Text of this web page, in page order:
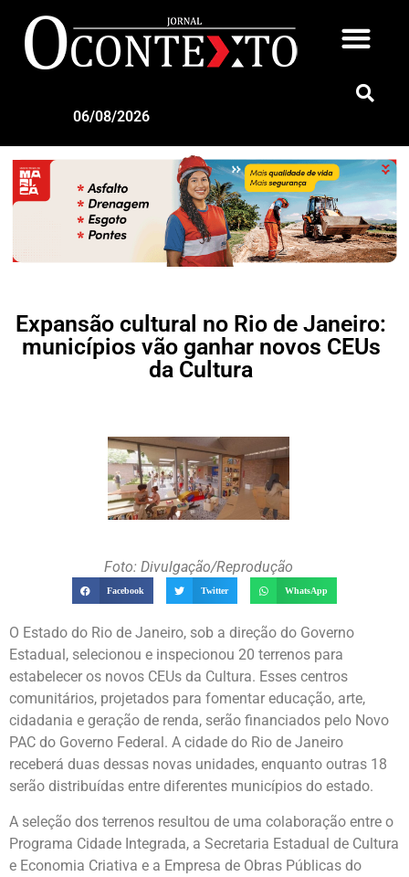
06/08/2026
Expansão cultural no Rio de Janeiro:
municípios vão ganhar novos CEUs
da Cultura
Foto: Divulgação/Reprodução
Facebook Twitter WhatsApp
O Estado do Rio de Janeiro, sob a direção do Governo
Estadual, selecionou e inspecionou 20 terrenos para
estabelecer os novos CEUs da Cultura. Esses centros
comunitários, projetados para fomentar educação, arte,
cidadania e geração de renda, serão financiados pelo Novo
PAC do Governo Federal. A cidade do Rio de Janeiro
receberá duas dessas novas unidades, enquanto outras 18
serão distribuídas entre diferentes municípios do estado.
A seleção dos terrenos resultou de uma colaboração entre o
Programa Cidade Integrada, a Secretaria Estadual de Cultura
e Economia Criativa e a Empresa de Obras Públicas do